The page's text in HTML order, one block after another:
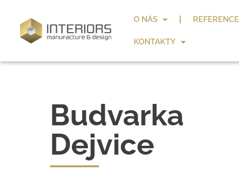
O NÁS REFERENCE
KONTAKTY
Budvarka
Dejvice